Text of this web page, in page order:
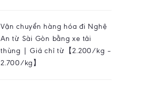
Vận chuyển hàng hóa đi Nghệ
An từ Sài Gòn bằng xe tải
thùng | Giá chỉ từ【2.200/kg –
2.700/kg】